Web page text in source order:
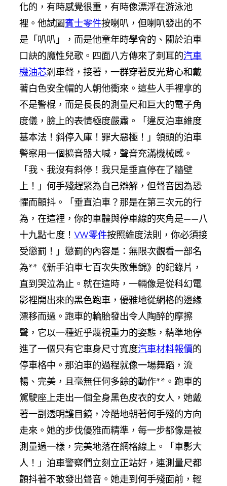
化的，有時感覺很重，有時像漂浮在游泳池
裡。他試圖賓士零件按喇叭，但喇叭發出的不
是「叭叭」，而是他童年時學會的、關於泊車
口訣的魔性兒歌。四面八方傳來了刺耳的汽車
機油芯剎車聲，接著，一群穿著反光背心和戴
著白色安全帽的人朝他衝來。這些人手裡拿的
不是警棍，而是長長的測量尺和巨大的電子角
度儀，臉上的表情極度嚴肅。「違反泊車維度
基本法！斜停入庫！罪大惡極！」領頭的泊車
警察用一個擴音器大喊，聲音充滿機械感。
「我、我沒有斜停！我只是垂直停在了牆壁
上！」何手殘趕緊為自己辯解，但聲音因為恐
懼而顫抖。「垂直泊車？那是在第三次元的行
為，在這裡，你的車體與停車線的夾角是——八
十九點七度！ VW零件按照維度法則，你必須接
受懲罰！」懲罰的內容是：無限次觀看一部名
為**《新手泊車七百次失敗集錦》的紀錄片，
直到哭泣為止。就在這時，一輛像是從科幻電
影裡開出來的黑色跑車，優雅地從網格的邊緣
漂移而過。跑車的輪胎發出令人陶醉的摩擦
聲，它以一種近乎蔑視重力的姿態，精準地停
進了一個只有它車身尺寸寬度汽車材料報價的
停車格中。那泊車的過程就像一場舞蹈，流
暢、完美，且毫無任何多餘的動作**。跑車的
駕駛座上走出一個全身黑色皮衣的女人，她戴
著一副透明護目鏡，冷酷地朝著何手殘的方向
走來。她的步伐優雅而精準，每一步都像是被
測量過一樣，完美地落在網格線上。「車影大
人！」泊車警察們立刻立正站好，連測量尺都
顫抖著不敢發出聲音。她走到何手殘面前，輕